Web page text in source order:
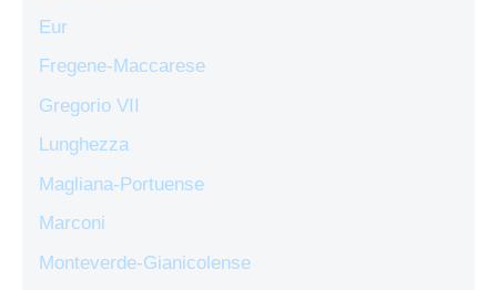
Eur
Fregene-Maccarese
Gregorio VII
Lunghezza
Magliana-Portuense
Marconi
Monteverde-Gianicolense